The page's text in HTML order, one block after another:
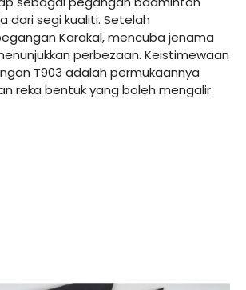
dari segi kualiti. Setelah
Karakal, mencuba jenama
perbezaan. Keistimewaan
T903 adalah permukaannya
reka bentuk yang boleh mengalir